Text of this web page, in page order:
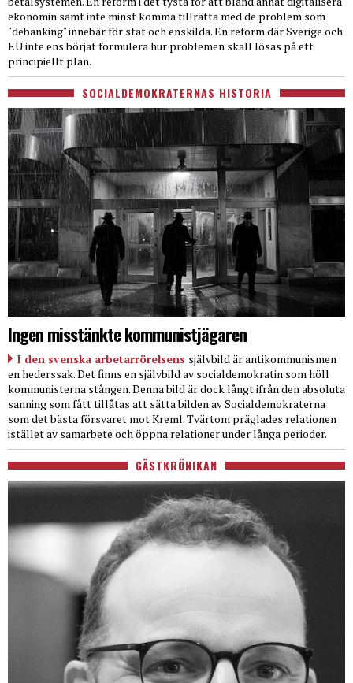
ekonomin samt inte minst komma tillrätta med de problem som
"debanking" innebär för stat och enskilda. En reform där Sverige och
EU inte ens börjat formulera hur problemen skall lösas på ett
principiellt plan.
SOCIALDEMOKRATERNAS HISTORIA
Ingen misstänkte kommunistjägaren
I den svenska arbetarrörelsens självbild är antikommunismen
en hederssak. Det finns en självbild av socialdemokratin som höll
kommunisterna stången. Denna bild är dock långt ifrån den absoluta
sanning som fått tillåtas att sätta bilden av Socialdemokraterna
som det bästa försvaret mot Kreml. Tvärtom präglades relationen
istället av samarbete och öppna relationer under långa perioder.
GÄSTKRÖNIKAN